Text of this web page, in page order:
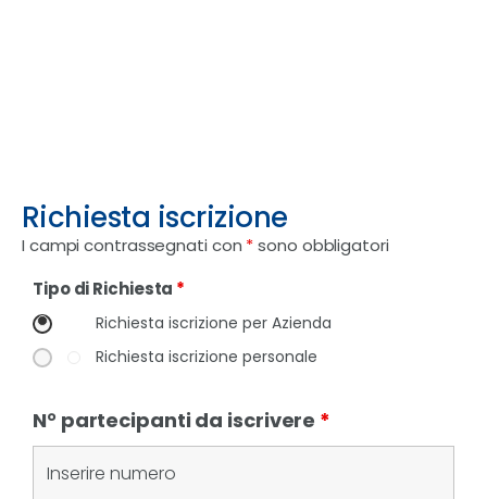
Richiesta iscrizione
I campi contrassegnati con *sono obbligatori
Tipo di Richiesta *
Richiesta iscrizione per Azienda
Richiesta iscrizione personale
N° partecipanti da iscrivere *